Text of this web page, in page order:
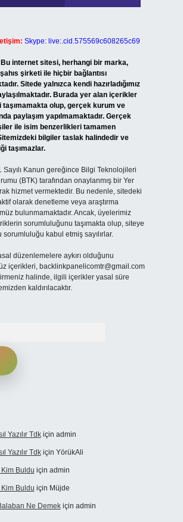
Skype: live:.cid.575569c608265c69
Bu internet sitesi, herhangi bir marka,
şirketi ile hiçbir bağlantısı
Sitede yalnızca kendi hazırladığımız
Burada yer alan içerikler
taşımamakta olup, gerçek kurum ve
paylaşım yapılmamaktadır. Gerçek
ile isim benzerlikleri tamamen
bilgiler taslak halindedir ve
taşımazlar.
Sayılı Kanun gereğince Bilgi Teknolojileri
(BTK) tarafından onaylanmış bir Yer
hizmet vermektedir. Bu nedenle, sitedeki
olarak denetleme veya araştırma
bulunmamaktadır. Ancak, üyelerimiz
sorumluluğunu taşımakta olup, siteye
kabul etmiş sayılırlar.
düzenlemelere aykırı olduğunu
içerikleri, backlinkpanelicomtr@gmail.com
halinde, ilgili içerikler yasal süre
kaldırılacaktır.
Yazılır Tdkiçin admin
Yazılır Tdkiçin YörükAli
Kim Buldu için admin
Kim Buldu için Müjde
Ne Demekiçin admin